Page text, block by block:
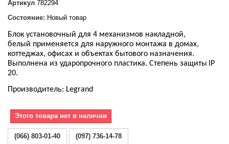
Артикул 782294
Состояние: Новый товар
Блок установочный для 4 механизмов накладной,
белый применяется для наружного монтажа в домах,
коттеджах, офисах и объектах бытового назначения.
Выполнена из ударопрочного пластика. Степень защиты
IP
20.
Производитель: Legrand
Этого товара нет в наличии
(066) 803-01-40 (097) 736-14-78